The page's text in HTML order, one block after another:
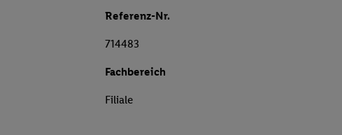
Referenz-Nr.
714483
Fachbereich
Filiale